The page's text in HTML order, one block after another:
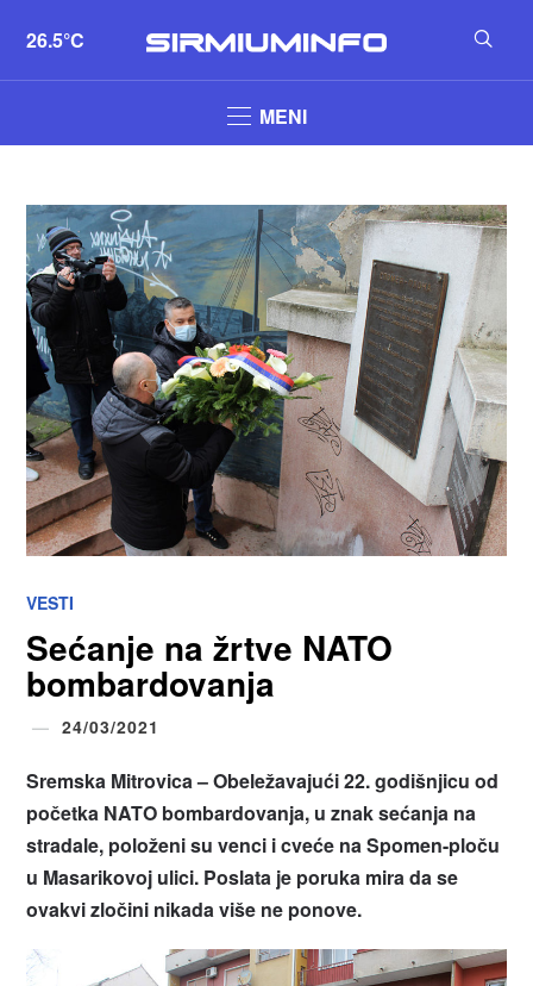
26.5°C
MENI
VESTI
Sećanje na žrtve NATO
bombardovanja
24/03/2021
Sremska Mitrovica – Obeležavajući 22. godišnjicu od
početka NATO bombardovanja, u znak sećanja na
stradale, položeni su venci i cveće na Spomen-ploču
u Masarikovoj ulici. Poslata je poruka mira da se
ovakvi zločini nikada više ne ponove.